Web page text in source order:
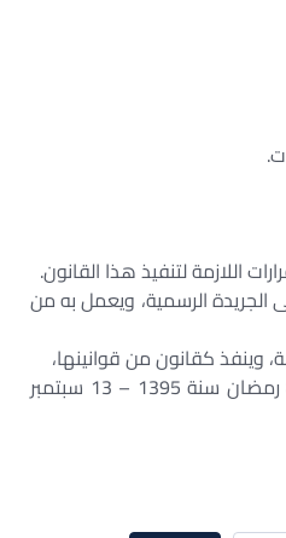
فى الجريدة الرسمية، ويعمل به من
وينفذ كقانون من قوانينها،
صدر برياسة الجمهورية فى 8 رمضان سنة 1395 – 13 سبتمبر